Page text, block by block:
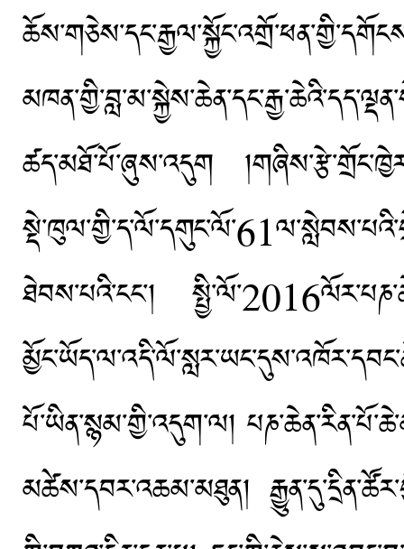
ཚད་མཐོ་པོ་ཞུས་འདུག
ཐེབས་པའི་ངང་།
པོ་ཡིན་སྙམ་གྱི་འདུག་ལ།
མཚེས་དབར་འཆམ་མཐུན།